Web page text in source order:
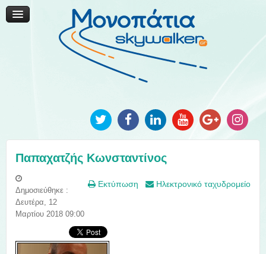
Μονοπάτια Καινοτομίας
Μονοπάτια Τοπικής Ανάπτυξης
Ανακοινώσεις
Φωτογραφίες
Παπαχατζής Κωνσταντίνος
Εκτύπωση Ηλεκτρονικό ταχυδρομείο
Δημοσιεύθηκε :
Δευτέρα, 12
Μαρτίου 2018 09:00